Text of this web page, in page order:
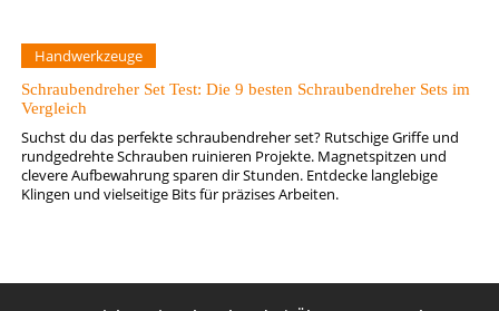
Handwerkzeuge
Schraubendreher Set Test: Die 9 besten Schraubendreher Sets im
Vergleich
Suchst du das perfekte schraubendreher set? Rutschige Griffe und
rundgedrehte Schrauben ruinieren Projekte. Magnetspitzen und
clevere Aufbewahrung sparen dir Stunden. Entdecke langlebige
Klingen und vielseitige Bits für präzises Arbeiten.